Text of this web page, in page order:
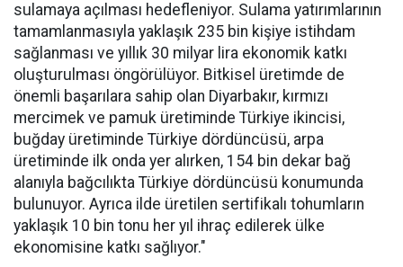
sulamaya açılması hedefleniyor. Sulama yatırımlarının
tamamlanmasıyla yaklaşık 235 bin kişiye istihdam
sağlanması ve yıllık 30 milyar lira ekonomik katkı
oluşturulması öngörülüyor. Bitkisel üretimde de
önemli başarılara sahip olan Diyarbakır, kırmızı
mercimek ve pamuk üretiminde Türkiye ikincisi,
buğday üretiminde Türkiye dördüncüsü, arpa
üretiminde ilk onda yer alırken, 154 bin dekar bağ
alanıyla bağcılıkta Türkiye dördüncüsü konumunda
bulunuyor. Ayrıca ilde üretilen sertifikalı tohumların
yaklaşık 10 bin tonu her yıl ihraç edilerek ülke
ekonomisine katkı sağlıyor."